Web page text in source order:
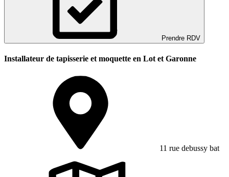
Prendre RDV
Installateur de tapisserie et moquette en Lot et Garonne
11 rue debussy bat